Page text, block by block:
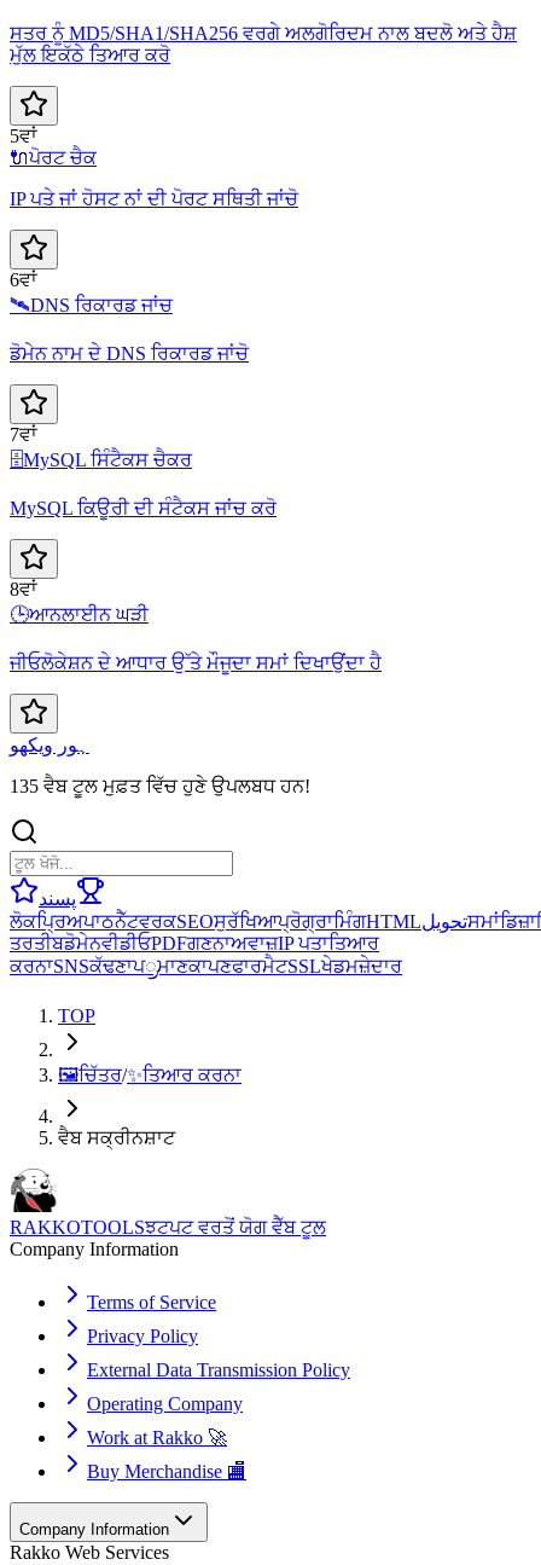
ਸਤਰ ਨੂੰ MD5/SHA1/SHA256 ਵਰਗੇ ਅਲਗੋਰਿਦਮ ਨਾਲ ਬਦਲੋ ਅਤੇ ਹੈਸ਼
ਮੁੱਲ ਇਕੱਠੇ ਤਿਆਰ ਕਰੋ
5ਵਾਂ
🔌ਪੋਰਟ ਚੈਕ
IP ਪਤੇ ਜਾਂ ਹੋਸਟ ਨਾਂ ਦੀ ਪੋਰਟ ਸਥਿਤੀ ਜਾਂਚੋ
6ਵਾਂ
🛰️DNS ਰਿਕਾਰਡ ਜਾਂਚ
ਡੋਮੇਨ ਨਾਮ ਦੇ DNS ਰਿਕਾਰਡ ਜਾਂਚੋ
7ਵਾਂ
🗄️MySQL ਸਿੰਟੈਕਸ ਚੈਕਰ
MySQL ਕਿਊਰੀ ਦੀ ਸੰਟੈਕਸ ਜਾਂਚ ਕਰੋ
8ਵਾਂ
🕒ਆਨਲਾਈਨ ਘੜੀ
ਜੀਓਲੋਕੇਸ਼ਨ ਦੇ ਆਧਾਰ ਉੱਤੇ ਮੌਜੂਦਾ ਸਮਾਂ ਦਿਖਾਉਂਦਾ ਹੈ
ہور ویکھو
135 ਵੈਬ ਟੂਲ ਮੁਫ਼ਤ ਵਿੱਚ ਹੁਣੇ ਉਪਲਬਧ ਹਨ!
پسند
ਲੋਕਪ੍ਰਿਅਪਾਠਨੈੱਟਵਰਕSEOਸੁਰੱਖਿਆਪ੍ਰੋਗ੍ਰਾਮਿੰਗHTMLتحويلਸਮਾਂ
ਤਰਤੀਬਡੋਮੇਨਵੀਡੀਓPDFਗਣਨਾਅਵਾਜ਼IP ਪਤਾਤਿਆਰ
ਕਰਨਾSNSਕੱਢਣਾਪ್ರਮਾਣਕਾਪਣਫਾਰਮੈਟSSLਖੇਡਮਜ਼ੇਦਾਰ
TOP
🖼️ਚਿੱਤਰ/✨ਤਿਆਰ ਕਰਨਾ
ਵੈਬ ਸਕ੍ਰੀਨਸ਼ਾਟ
RAKKOTOOLSਝਟਪਟ ਵਰਤੋਂ ਯੋਗ ਵੈੱਬ ਟੂਲ
Company Information
Terms of Service
Privacy Policy
External Data Transmission Policy
Operating Company
Work at Rakko 🚀
Buy Merchandise 🏬
Company Information
Rakko Web Services